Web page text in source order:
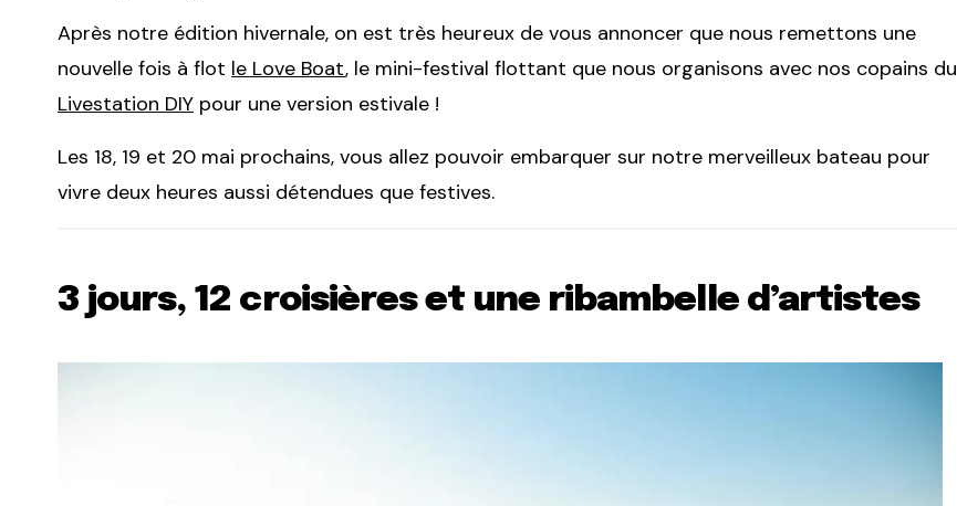
Après notre édition hivernale, on est très heureux de vous annoncer que nous remettons une
nouvelle fois à flot le Love Boat, le mini-festival flottant que nous organisons avec nos copains du
Livestation DIY pour une version estivale !
Les 18, 19 et 20 mai prochains, vous allez pouvoir embarquer sur notre merveilleux bateau pour
vivre deux heures aussi détendues que festives.
3 jours, 12 croisières et une ribambelle d’artistes